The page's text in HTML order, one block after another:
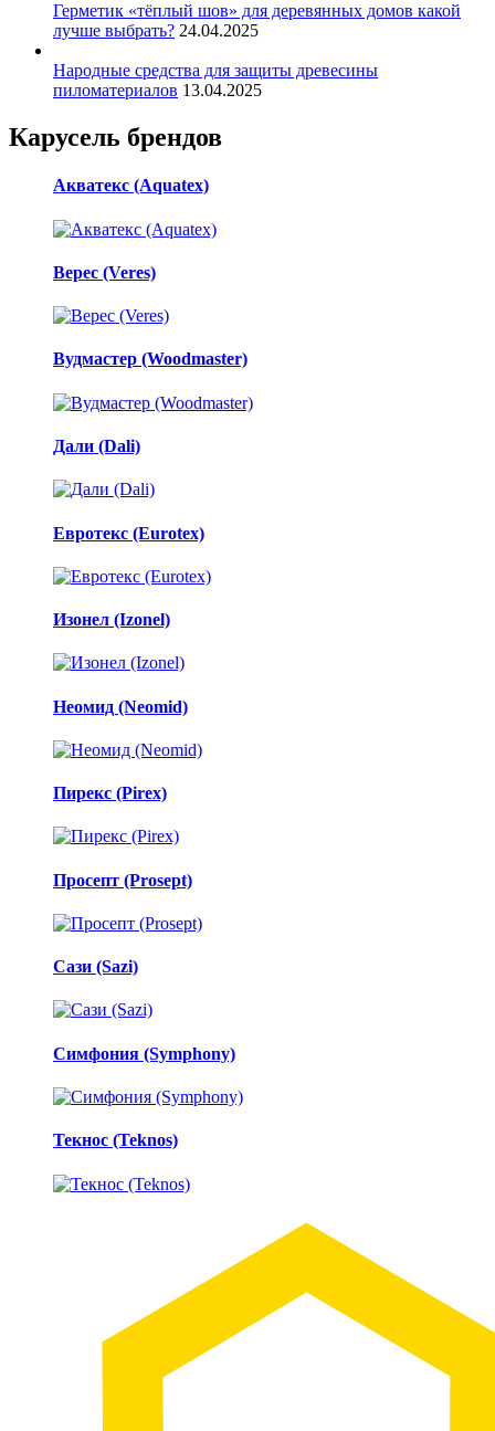
Герметик «тёплый шов» для деревянных домов какой
лучше выбрать? 24.04.2025
Народные средства для защиты древесины
пиломатериалов 13.04.2025
Карусель брендов
Акватекс (Aquatex)
Верес (Veres)
Вудмастер (Woodmaster)
Дали (Dali)
Евротекс (Eurotex)
Изонел (Izonel)
Неомид (Neomid)
Пирекс (Pirex)
Просепт (Prosept)
Сази (Sazi)
Симфония (Symphony)
Текнос (Teknos)